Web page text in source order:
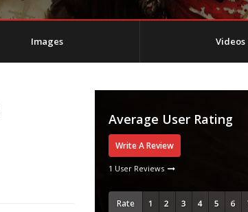
Images Videos
Average User Rating
Write A Review
1 User Reviews
Rate